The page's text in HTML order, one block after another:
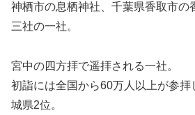
神栖市の息栖神社、千葉県香取市の
三社の一社。
宮中の四方拝で遥拝される一社。
初詣には全国から60万人以上が参拝
城県2位。